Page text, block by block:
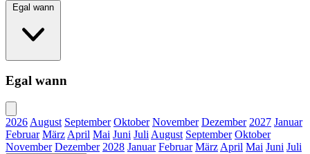
Egal wann
Egal wann
2026 August September Oktober November Dezember 2027 Januar
Februar März April Mai Juni Juli August September Oktober
November Dezember 2028 Januar Februar März April Mai Juni Juli